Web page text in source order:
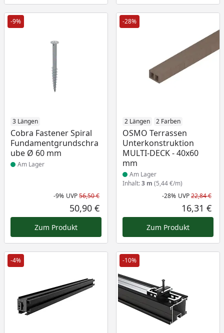
-9%
3 Längen
Cobra Fastener Spiral
Fundamentgrundschra
ube Ø 60 mm
Produkt am Lager
Am Lager
Rabatt in Prozent
-9%
Ursprünglicher Preis
UVP56,50 €
Aktueller Preis
50,90 €
Zum Produkt
-28%
2 Längen 2 Farben
OSMO Terrassen
Unterkonstruktion
MULTI-DECK - 40x60
mm
Produkt am Lager
Am Lager
Inhalt:3 m (5,44 €/m)
-28% UVP22,84 €
16,31 €
Zum Produkt
-4% -10%